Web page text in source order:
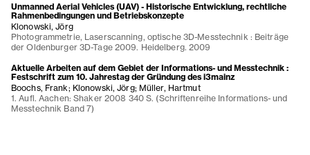
Unmanned Aerial Vehicles (UAV) - Historische Entwicklung, rechtliche
Rahmenbedingungen und Betriebskonzepte
Klonowski, Jörg
Photogrammetrie, Laserscanning, optische 3D-Messtechnik : Beiträge
der Oldenburger 3D-Tage 2009. Heidelberg. 2009
Aktuelle Arbeiten auf dem Gebiet der Informations- und Messtechnik :
Festschrift zum 10. Jahrestag der Gründung des i3mainz
Boochs, Frank; Klonowski, Jörg; Müller, Hartmut
1. Aufl. Aachen: Shaker 2008 340 S. (Schriftenreihe Informations- und
Messtechnik Band 7)